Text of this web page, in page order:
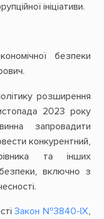
ініціативи.
безпеки
розширення
2023 року
запровадити
конкурентний,
та інших
безпеки, включно з
Закон №3840-ІХ,